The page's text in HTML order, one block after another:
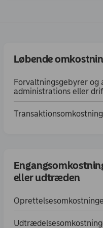
Løbende
Forvaltningsgebyrer og
administrations eller
eller udtræden